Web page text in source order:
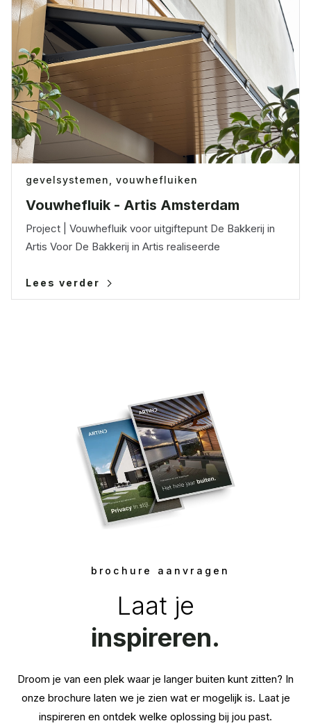
gevelsystemen, vouwhefluiken
Vouwhefluik - Artis Amsterdam
Project | Vouwhefluik voor uitgiftepunt De Bakkerij in
Artis Voor De Bakkerij in Artis realiseerde
Lees verder
brochure aanvragen
Laat je
inspireren.
Droom je van een plek waar je langer buiten kunt zitten? In
onze brochure laten we je zien wat er mogelijk is. Laat je
inspireren en ontdek welke oplossing bij jou past.